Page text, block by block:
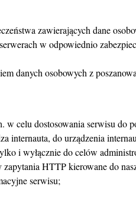
zawierających dane
w odpowiednio
danych osobowych z
celu dostosowania serwisu do
internauta, do urządzenia
i wyłącznie do celów
HTTP kierowane do
serwisu;